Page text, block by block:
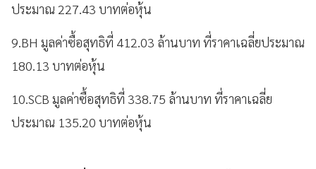
ประมาณ 227.43 บาทต่อหุ้น
9.BH มูลค่าซื้อสุทธิที่ 412.03 ล้านบาท ที่ราคาเฉลี่ยประมาณ
180.13 บาทต่อหุ้น
10.SCB มูลค่าซื้อสุทธิที่ 338.75 ล้านบาท ที่ราคาเฉลี่ย
ประมาณ 135.20 บาทต่อหุ้น